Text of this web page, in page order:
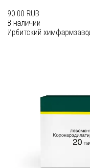
90.00 RUB
В наличии
Ирбитский